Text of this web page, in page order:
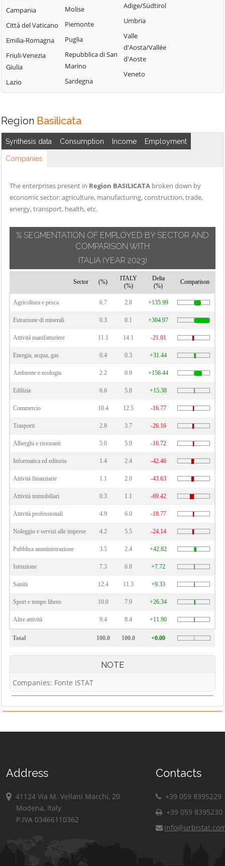
Campania
Città del Vaticano
Emilia-Romagna
Friuli-Venezia
Giulia
Lazio
Molise
Piemonte
Puglia
Repubblica di San
Marino
Sardegna
Adige/Südtirol
Umbria
Valle
d'Aosta/Vallée
d'Aoste
Veneto
Region Basilicata
Synthesis data Consumption Income Employment
Companies
The enterprises present in Region BASILICATA broken down by
economic sector: agriculture, manufacturing, construction, trade,
energy, transport, health, etc.
% SEGMENTATION OF EMPLOYED BY SECTOR AND
COMPARISON WITH
ITALIA (YEAR 2023)
Sector (%)
ITALY
(%)
Delta
(%)
Comparison
Agricoltura e pesca 6.7 2.8 +135.99
Estrazione di minerali 0.3 0.1 +304.97
Attività manifatturiere 11.1 14.1 -21.01
Energia, acqua, gas 0.4 0.3 +31.44
Ambiente e ecologia 2.2 0.9 +156.44
Edilizia 6.6 5.8 +15.38
Commercio 10.4 12.5 -16.77
Trasporti 2.8 3.7 -26.16
Alberghi e ristoranti 5.0 5.9 -16.72
Informatica ed editoria 1.4 2.4 -42.46
Attività finanziarie 1.1 2.0 -43.63
Attività immobiliari 0.3 1.1 -69.42
Attività professionali 4.9 6.0 -18.77
Noleggio e servizi alle imprese 4.2 5.5 -24.14
Pubblica amministrazione 3.5 2.4 +42.82
Istruzione 7.3 6.8 +7.72
Sanità 12.4 11.3 +9.33
Sport e tempo libero 10.0 7.9 +26.34
Altre attività 9.4 8.4 +11.90
Total 100.0 100.0 +0.00
NOTE
Companies: Fonte ISTAT
Address
41124 Via M. Vellani Marchi, 20
Modena, Italy
P.IVA 03466110362
Contacts
+39 059 8395229
+39 059 8395230